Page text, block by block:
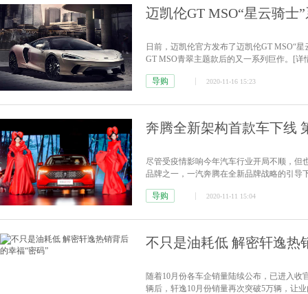
迈凯伦GT MSO“星云骑士
日前，迈凯伦官方发布了迈凯伦GT MSO“
GT MSO青翠主题款后的又一系列巨作。
[详
导购 2020-11-16 15:23
奔腾全新架构首款车下线
尽管受疫情影响今年汽车行业开局不顺，但
品牌之一，一汽奔腾在全新品牌战略的引导
导购 2020-11-11 15:04
不只是油耗低 解密轩逸热
随着10月份各车企销量陆续公布，已进入
辆后，轩逸10月份销量再次突破5万辆，让